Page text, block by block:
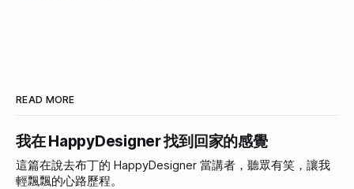
READ MORE
我在 HappyDesigner 找到回家的感覺
這篇在說去布丁的 HappyDesigner 當講者，聽眾有笑，讓我
輕飄飄的心路歷程。